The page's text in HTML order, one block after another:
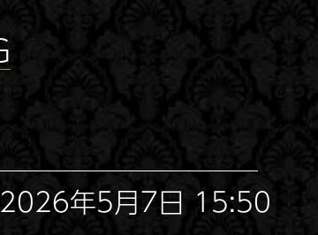
2026年5月7日 15:50